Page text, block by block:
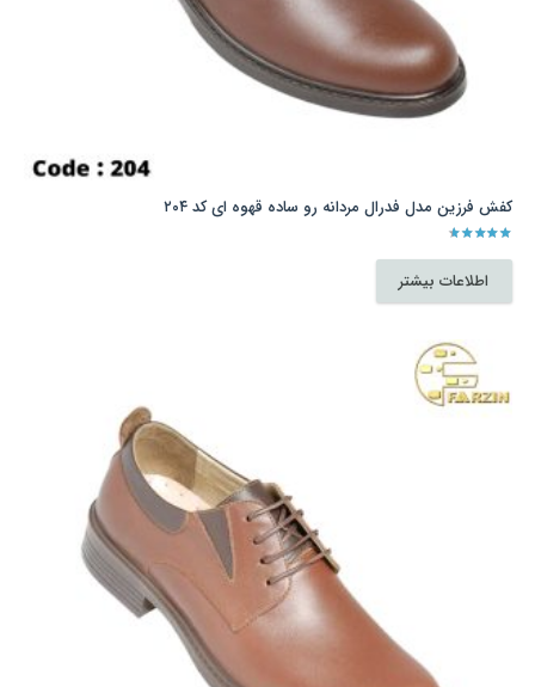
کفش فرزین مدل فدرال مردانه رو ساده قهوه ای کد ۲۰۴
اطلاعات بیشتر